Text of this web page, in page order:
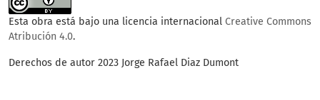
Esta obra está bajo una licencia internacional Creative Commons
Atribución 4.0.
Derechos de autor 2023 Jorge Rafael Diaz Dumont